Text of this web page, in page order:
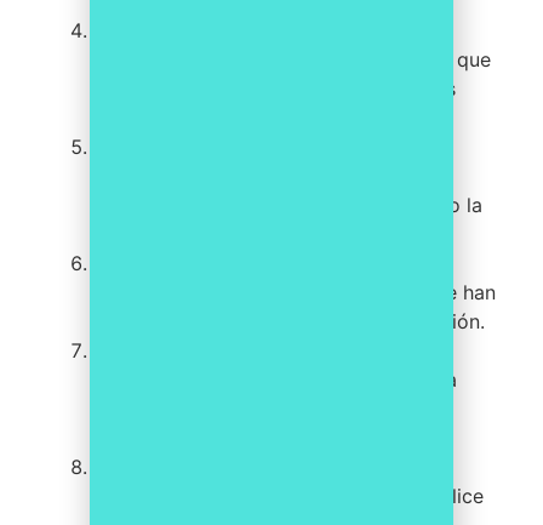
necesario identificar al sujeto obligado que
realiza la comunicación, incluyendo sus
personas que podrían estar cometiendo la
describir con detalle los indicios que se han
detectado y que motivan la comunicación.
comunicación debe realizarse de forma
importante que la comunicación se realice